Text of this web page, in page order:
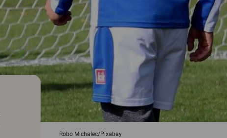
Robo Michalec/Pixabay